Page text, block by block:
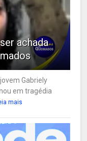
achada
Gabriely
em tragédia
mais